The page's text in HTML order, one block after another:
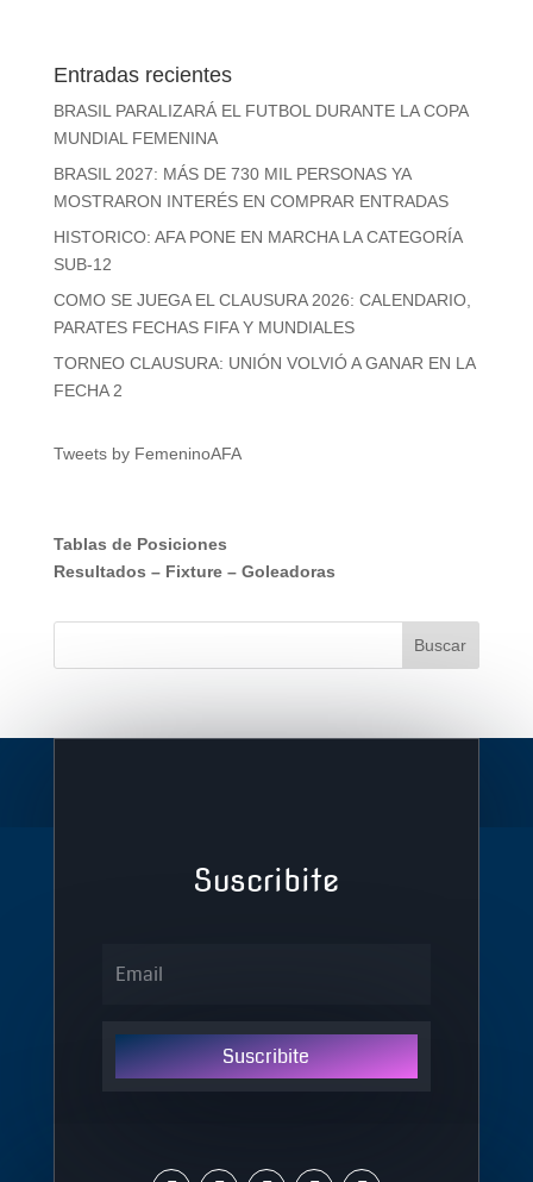
Entradas recientes
BRASIL PARALIZARÁ EL FUTBOL DURANTE LA COPA
MUNDIAL FEMENINA
BRASIL 2027: MÁS DE 730 MIL PERSONAS YA
MOSTRARON INTERÉS EN COMPRAR ENTRADAS
HISTORICO: AFA PONE EN MARCHA LA CATEGORÍA
SUB-12
COMO SE JUEGA EL CLAUSURA 2026: CALENDARIO,
PARATES FECHAS FIFA Y MUNDIALES
TORNEO CLAUSURA: UNIÓN VOLVIÓ A GANAR EN LA
FECHA 2
Tweets by FemeninoAFA
Tablas de Posiciones
Resultados – Fixture– Goleadoras
Suscribite
Suscribite